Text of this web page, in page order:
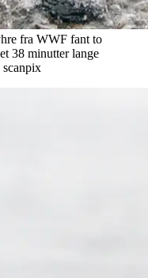
fra WWF fant to
38 minutter lange